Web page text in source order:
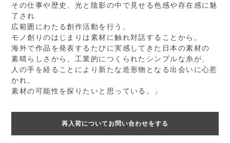
その仕事や歴史、光と陰影の中で見せる色感や存在感に魅
了され
広範囲にわたる創作活動を行う。
モノ創りのはじまりは素材に触れ対話することから。
海外で作品を発表するたびに実感してきた日本の素材の
素晴らしさから、工業的につくられたシンプルな糸が、
人の手を経ることにより新たな造形物となる出会いに心惹
かれ、
素材の可能性を探りたいと思っている。」
再入荷についてお問い合わせをする